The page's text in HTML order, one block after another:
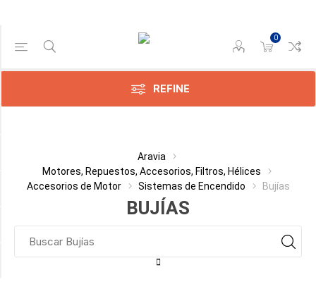
0
REFINE
Aravia
Motores, Repuestos, Accesorios, Filtros, Hélices
Accesorios de Motor
Sistemas de Encendido Bujías
BUJÍAS
Gama de precios
Min:$
Fabricante
Disponible